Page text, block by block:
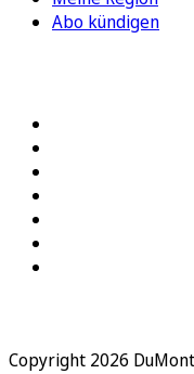
Abo kündigen
Copyright 2026